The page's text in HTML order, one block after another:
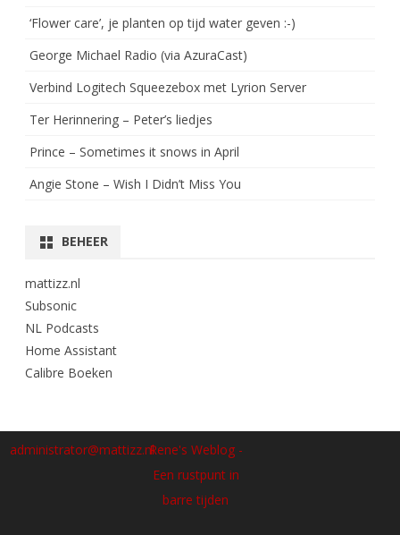
‘Flower care’, je planten op tijd water geven :-)
George Michael Radio (via AzuraCast)
Verbind Logitech Squeezebox met Lyrion Server
Ter Herinnering – Peter’s liedjes
Prince – Sometimes it snows in April
Angie Stone – Wish I Didn’t Miss You
BEHEER
mattizz.nl
Subsonic
NL Podcasts
Home Assistant
Calibre Boeken
administrator@mattizz.nlRene's Weblog -
Een rustpunt in
barre tijden